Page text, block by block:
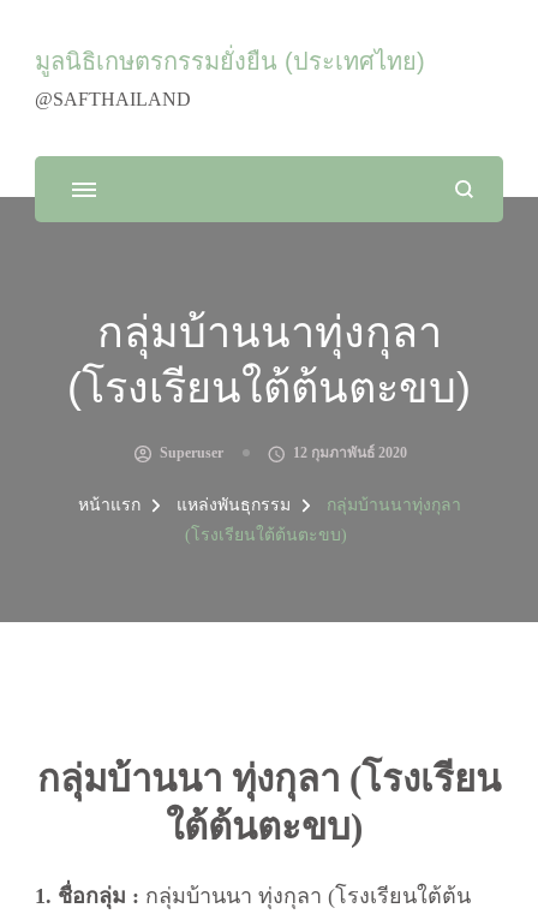
มูลนิธิเกษตรกรรมยั่งยืน (ประเทศไทย)
@SAFTHAILAND
กลุ่มบ้านนาทุ่งกุลา
(โรงเรียนใต้ต้นตะขบ)
Superuser 12 กุมภาพันธ์ 2020
หน้าแรก แหล่งพันธุกรรม
กลุ่มบ้านนาทุ่งกุลา
(โรงเรียนใต้ต้นตะขบ)
กลุ่มบ้านนา ทุ่งกุลา (โรงเรียน
ใต้ต้นตะขบ)
1. ชื่อกลุ่ม : กลุ่มบ้านนา ทุ่งกุลา (โรงเรียนใต้ต้น